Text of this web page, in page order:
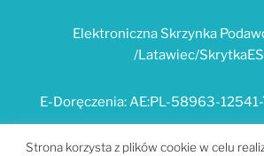
Elektroniczna Skrzynka
/Latawiec/
E-Doręczenia: AE:PL-58963-
E-USŁUGI
Strona korzysta z plików cookie w celu